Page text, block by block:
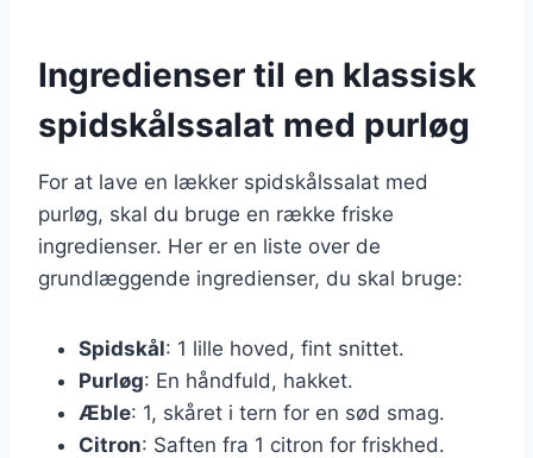
Ingredienser til en klassisk
spidskålssalat med purløg
For at lave en lækker spidskålssalat med
purløg, skal du bruge en række friske
ingredienser. Her er en liste over de
grundlæggende ingredienser, du skal bruge:
Spidskål: 1 lille hoved, fint snittet.
Purløg: En håndfuld, hakket.
Æble: 1, skåret i tern for en sød smag.
Citron: Saften fra 1 citron for friskhed.